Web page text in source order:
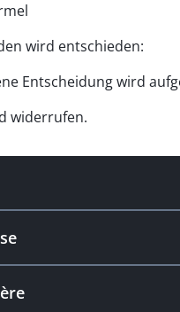
wird entschieden:
Entscheidung wird
widerrufen.